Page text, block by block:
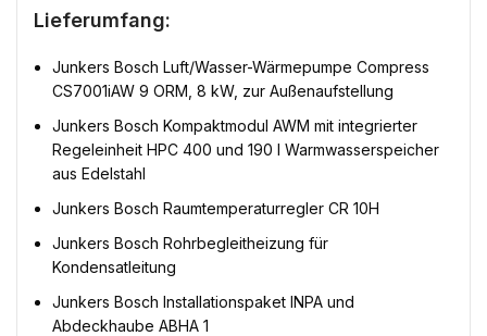
Lieferumfang:
Junkers Bosch Luft/Wasser-Wärmepumpe Compress
CS7001iAW 9 ORM, 8 kW, zur Außenaufstellung
Junkers Bosch Kompaktmodul AWM mit integrierter
Regeleinheit HPC 400 und 190 l Warmwasserspeicher
aus Edelstahl
Junkers Bosch Raumtemperaturregler CR 10H
Junkers Bosch Rohrbegleitheizung für
Kondensatleitung
Junkers Bosch Installationspaket INPA und
Abdeckhaube ABHA 1